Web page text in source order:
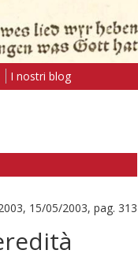
I nostri blog
15/05/2003, pag. 313